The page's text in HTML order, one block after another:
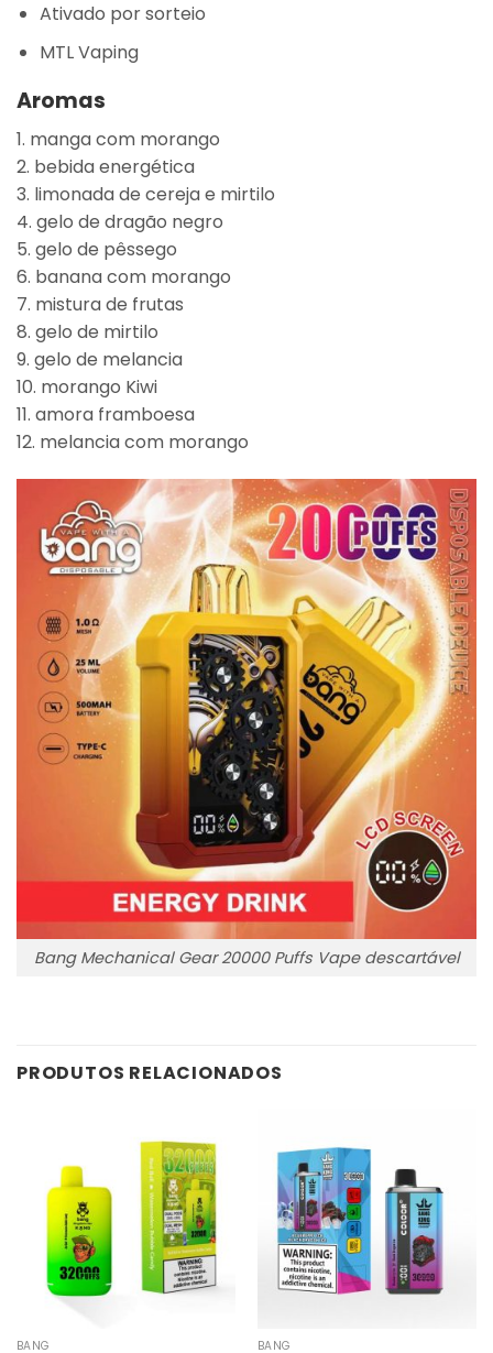
Ativado por sorteio
MTL Vaping
Aromas
1. manga com morango
2. bebida energética
3. limonada de cereja e mirtilo
4. gelo de dragão negro
5. gelo de pêssego
6. banana com morango
7. mistura de frutas
8. gelo de mirtilo
9. gelo de melancia
10. morango Kiwi
11. amora framboesa
12. melancia com morango
Bang Mechanical Gear 20000 Puffs Vape descartável
PRODUTOS RELACIONADOS
BANG BANG